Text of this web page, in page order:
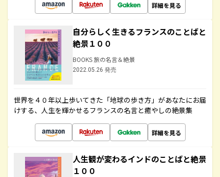
詳細を見る
自分らしく生きるフランスのことばと
絶景１００
BOOKS 旅の名言＆絶景
2022.05.26 発売
世界を４０年以上歩いてきた「地球の歩き方」があなたにお届
けする、人生を輝かせるフランスの名言と癒やしの絶景集
詳細を見る
人生観が変わるインドのことばと絶景
１００